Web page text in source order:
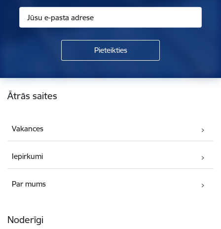
Kājene
Ātrās saites
Vakances
Iepirkumi
Par mums
Noderīgi